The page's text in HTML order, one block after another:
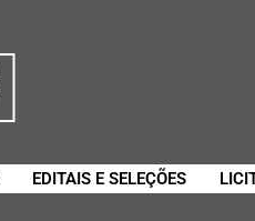
EDITAIS E SELEÇÕES